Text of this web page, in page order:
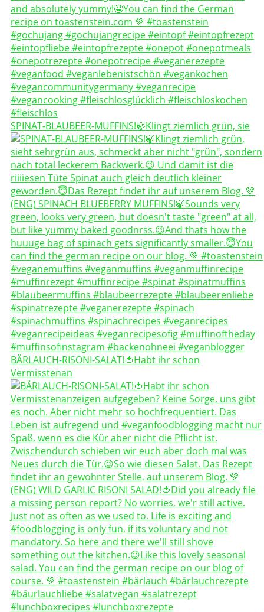
SPINAT-BLAUBEER-MUFFINS!🍃Klingt ziemlich grün, sie
BÄRLAUCH-RISONI-SALAT!🍅Habt ihr schon
Vermisstenan